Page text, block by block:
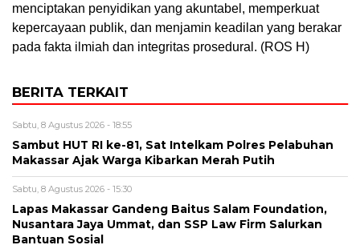
menciptakan penyidikan yang akuntabel, memperkuat
kepercayaan publik, dan menjamin keadilan yang berakar
pada fakta ilmiah dan integritas prosedural. (ROS H)
BERITA TERKAIT
Sabtu, 8 Agustus 2026 - 18:55
Sambut HUT RI ke-81, Sat Intelkam Polres Pelabuhan
Makassar Ajak Warga Kibarkan Merah Putih
Sabtu, 8 Agustus 2026 - 15:30
Lapas Makassar Gandeng Baitus Salam Foundation,
Nusantara Jaya Ummat, dan SSP Law Firm Salurkan
Bantuan Sosial